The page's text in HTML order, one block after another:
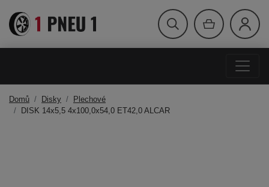
Domů Disky
Plechové
DISK 14x5,5 4x100,0x54,0 ET42,0 ALCAR